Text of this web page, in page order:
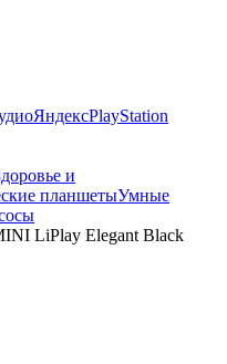
ЯндексPlayStation
и
планшетыУмные
LiPlay Elegant Black